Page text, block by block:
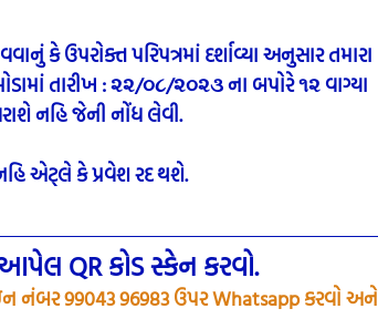
ઉપરોક્ત પરિપત્રમાં દર્શાવ્યા અનુસાર તમારા
તારીખ : ૨૨/૦૮/૨૦૨૩ ના બપોરે ૧૨ વાગ્યા
નહિ જેની નોંધ લેવી.
એટ્લે કે પ્રવેશ રદ થશે.
QR કોડ સ્કેન કરવો.
નંબર 99043 96983 ઉપર Whatsapp કરવો અને